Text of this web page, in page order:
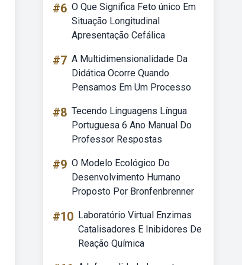
#6 O Que Significa Feto único Em
Situação Longitudinal
Apresentação Cefálica
#7 A Multidimensionalidade Da
Didática Ocorre Quando
Pensamos Em Um Processo
#8 Tecendo Linguagens Língua
Portuguesa 6 Ano Manual Do
Professor Respostas
#9 O Modelo Ecológico Do
Desenvolvimento Humano
Proposto Por Bronfenbrenner
#10 Laboratório Virtual Enzimas
Catalisadores E Inibidores De
Reação Química